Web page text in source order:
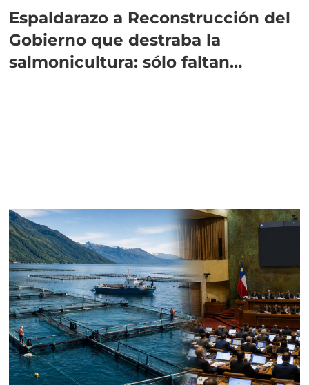
Espaldarazo a Reconstrucción del
Gobierno que destraba la
salmonicultura: sólo faltan